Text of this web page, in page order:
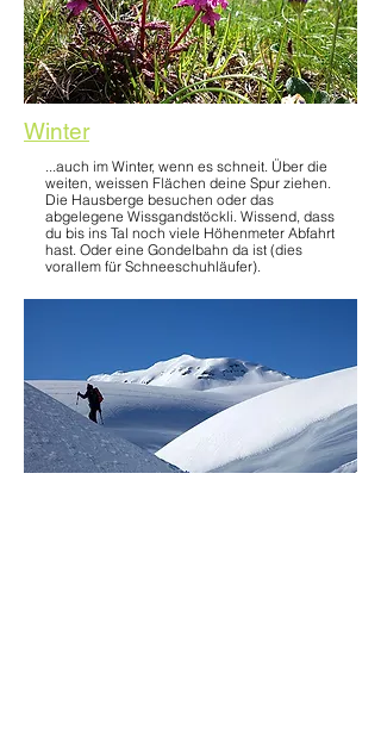
Winter
...auch im Winter, wenn es schneit. Über die
weiten, weissen Flächen deine Spur ziehen.
Die Hausberge besuchen oder das
abgelegene Wissgandstöckli. Wissend, dass
du bis ins Tal noch viele Höhenmeter Abfahrt
hast. Oder eine Gondelbahn da ist (dies
vorallem für Schneeschuhläufer).